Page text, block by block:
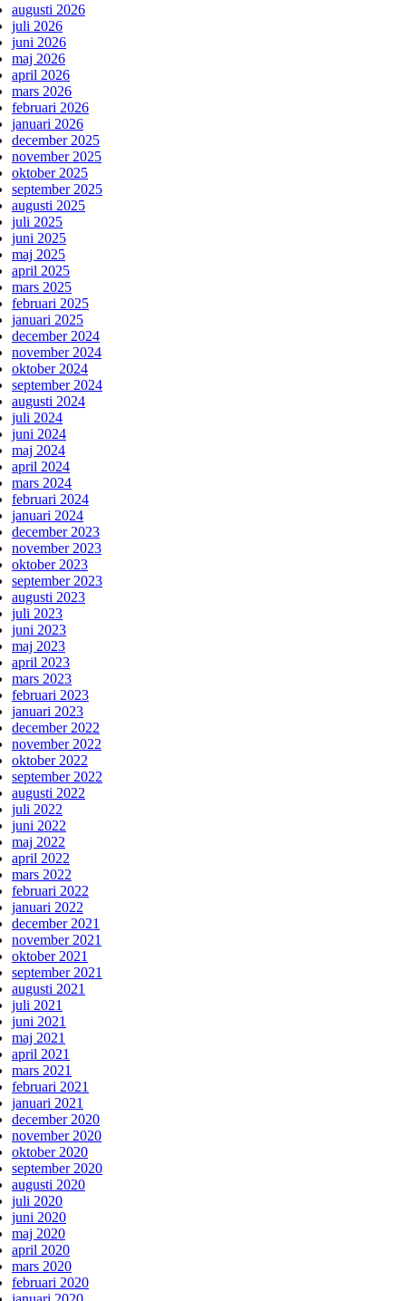
augusti 2026
juli 2026
juni 2026
maj 2026
april 2026
mars 2026
februari 2026
januari 2026
december 2025
november 2025
oktober 2025
september 2025
augusti 2025
juli 2025
juni 2025
maj 2025
april 2025
mars 2025
februari 2025
januari 2025
december 2024
november 2024
oktober 2024
september 2024
augusti 2024
juli 2024
juni 2024
maj 2024
april 2024
mars 2024
februari 2024
januari 2024
december 2023
november 2023
oktober 2023
september 2023
augusti 2023
juli 2023
juni 2023
maj 2023
april 2023
mars 2023
februari 2023
januari 2023
december 2022
november 2022
oktober 2022
september 2022
augusti 2022
juli 2022
juni 2022
maj 2022
april 2022
mars 2022
februari 2022
januari 2022
december 2021
november 2021
oktober 2021
september 2021
augusti 2021
juli 2021
juni 2021
maj 2021
april 2021
mars 2021
februari 2021
januari 2021
december 2020
november 2020
oktober 2020
september 2020
augusti 2020
juli 2020
juni 2020
maj 2020
april 2020
mars 2020
februari 2020